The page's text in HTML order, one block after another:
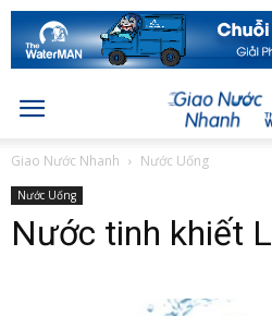
Giao Nước Nhanh Nước Uống
Nước Uống
Nước tinh khiết